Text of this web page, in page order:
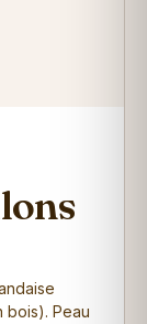
bois). Peau